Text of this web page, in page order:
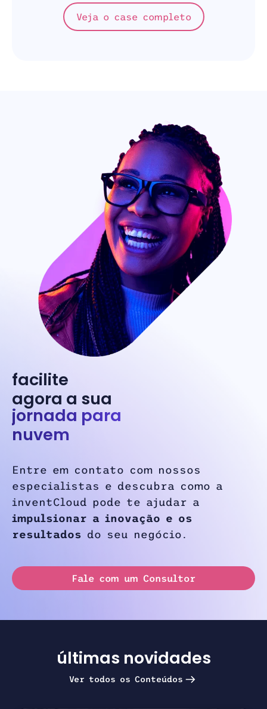
Veja o case completo
facilite
agora a sua
jornada para
nuvem
Entre em contato com nossos
especialistas e descubra como a
inventCloud pode te ajudar a
impulsionar a inovação e os
resultados do seu negócio.
Fale com um Consultor
últimas novidades
Ver todos os Conteúdos